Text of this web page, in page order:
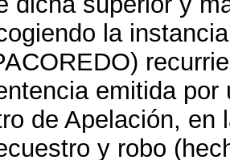
la
emitida por
de Apelación, en
y robo